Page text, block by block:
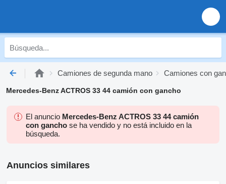
Camiones de segunda mano Camiones con
Mercedes-Benz ACTROS 33 44 camión con gancho
El anuncio Mercedes-Benz ACTROS 33 44 camión
con gancho se ha vendido y no está incluido en la
búsqueda.
Anuncios similares